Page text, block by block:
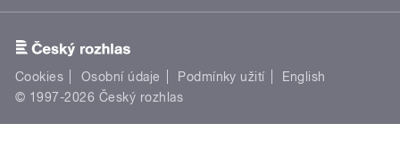
Cookies Osobní údaje Podmínky užití
English
© 1997-2026 Český rozhlas